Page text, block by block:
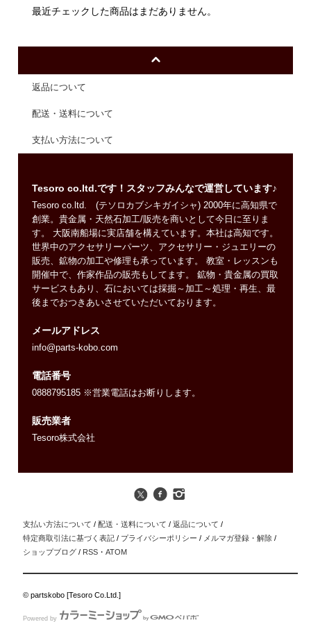
最近チェックした商品はまだありません。
返品について
配送・送料について
支払い方法について
Tesoro co.ltd.です！スタッフみんなで運営しています♪
Tesoro co.ltd. (テソロカブシキガイシャ) 2000年に高知県で
創業。貴金属・天然石加工/販売を商いとして今日に至りま
す。 大阪南船場に実店舗を構えています。本社は高知です。
世界中のアクセサリーパーツ、アクセサリー・ジュエリーの
販売、鉱物の加工や修理も承っています。 教室・レッスンも
開催中で、作家作品の販売もしてます。 鉱物・貴金属の買取
サービスもあり、石においては採掘～加工～処理・再生、最
後までおつきあいさせていただいております。
メールアドレス
info@parts-kobo.com
電話番号
0888795185 ※営業電話はお断りします。
販売業者
Tesoro株式会社
支払い方法について / 配送・送料について / 返品について /
特定商取引法に基づく表記 / プライバシーポリシー / メルマガ登録・解除 /
ショップブログ / RSS ・ATOM
© partskobo [Tesoro Co.Ltd.]
Powered by